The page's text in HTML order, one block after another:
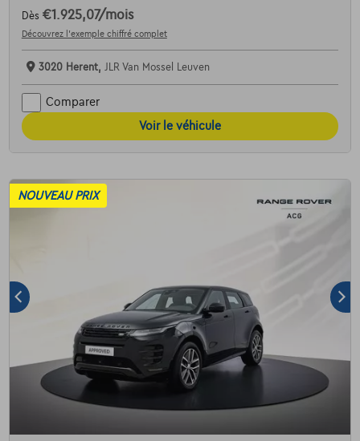
Dès €1.925,07/mois
Découvrez l’exemple chiffré complet
3020 Herent, JLR Van Mossel Leuven
Comparer
Voir le véhicule
NOUVEAU PRIX